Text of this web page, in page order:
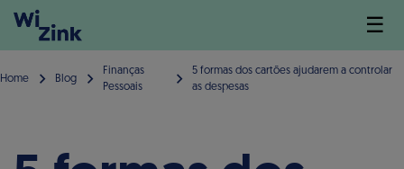
☰
Home Blog
Finanças
Pessoais
5 formas dos cartões ajudarem a controlar
as despesas